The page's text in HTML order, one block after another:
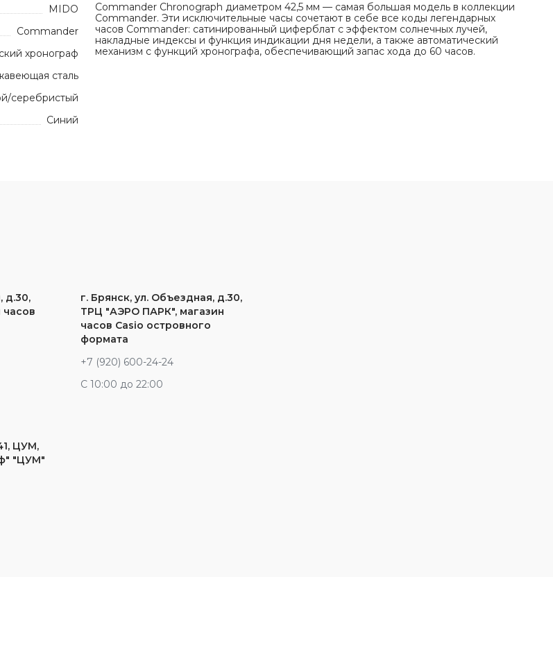
MIDO
Commander
хронограф
сталь
серебристый
Синий
Commander Chronograph диаметром 42,5 мм — самая большая модель в коллекции
Commander. Эти исключительные часы сочетают в себе все коды легендарных
часов Commander: сатинированный циферблат с эффектом солнечных лучей,
накладные индексы и функция индикации дня недели, а также автоматический
механизм с функций хронографа, обеспечивающий запас хода до 60 часов.
д.30,
г. Брянск, ул. Объездная, д.30,
ТРЦ "АЭРО ПАРК", магазин
часов Casio островного
формата
+7 (920) 600-24-24
С 10:00 до 22:00
ЦУМ,
"ЦУМ"